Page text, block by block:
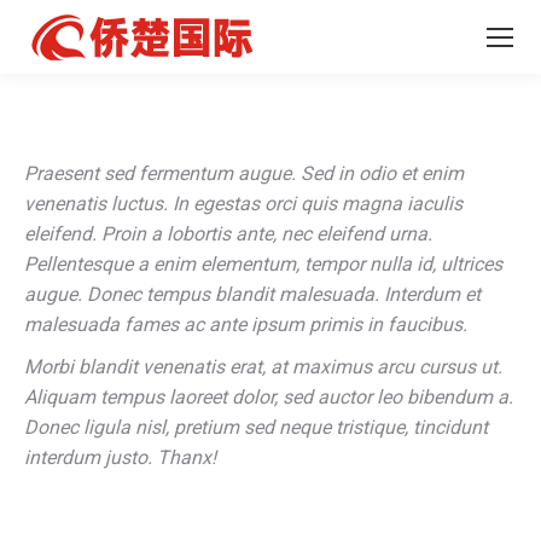
Praesent sed fermentum augue. Sed in odio et enim
venenatis luctus. In egestas orci quis magna iaculis
eleifend. Proin a lobortis ante, nec eleifend urna.
Pellentesque a enim elementum, tempor nulla id, ultrices
augue. Donec tempus blandit malesuada. Interdum et
malesuada fames ac ante ipsum primis in faucibus.
Morbi blandit venenatis erat, at maximus arcu cursus ut.
Aliquam tempus laoreet dolor, sed auctor leo bibendum a.
Donec ligula nisl, pretium sed neque tristique, tincidunt
interdum justo. Thanx!